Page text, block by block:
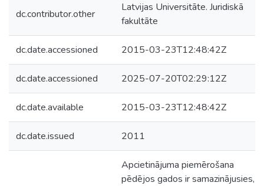
dc.contributor.other
Latvijas Universitāte. Juridiskā
fakultāte
dc.date.accessioned 2015-03-23T12:48:42Z
dc.date.accessioned 2025-07-20T02:29:12Z
dc.date.available 2015-03-23T12:48:42Z
dc.date.issued 2011
Apcietinājuma piemērošana
pēdējos gados ir samazinājusies,